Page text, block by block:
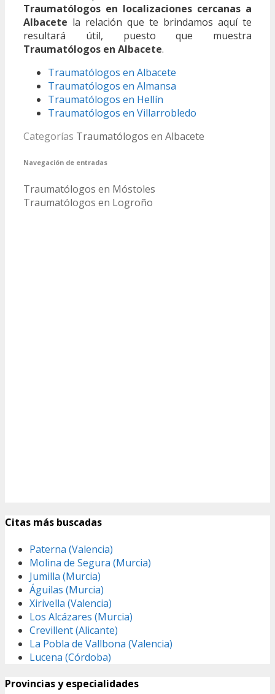
Traumatólogos en localizaciones cercanas a
Albacete la relación que te brindamos aquí te
resultará útil, puesto que muestra
Traumatólogos en Albacete.
Traumatólogos en Albacete
Traumatólogos en Almansa
Traumatólogos en Hellín
Traumatólogos en Villarrobledo
Categorías Traumatólogos en Albacete
Navegación de entradas
Traumatólogos en Móstoles
Traumatólogos en Logroño
Citas más buscadas
Paterna (Valencia)
Molina de Segura (Murcia)
Jumilla (Murcia)
Águilas (Murcia)
Xirivella (Valencia)
Los Alcázares (Murcia)
Crevillent (Alicante)
La Pobla de Vallbona (Valencia)
Lucena (Córdoba)
Provincias y especialidades